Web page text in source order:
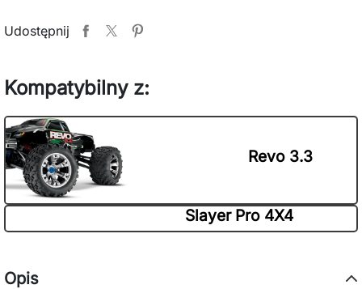
Udostępnij
Kompatybilny z:
Revo 3.3
Slayer Pro 4X4
Opis